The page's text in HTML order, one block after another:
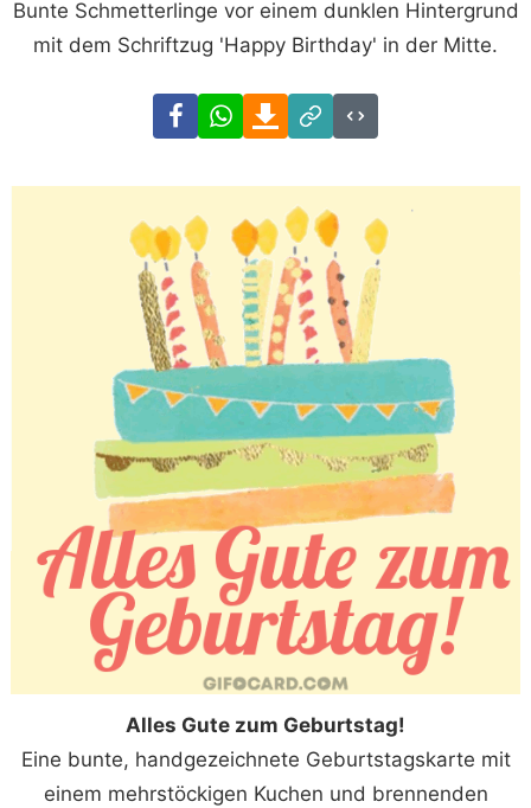
Bunte Schmetterlinge vor einem dunklen Hintergrund
mit dem Schriftzug 'Happy Birthday' in der Mitte.
FacebookWhatsAppDownload
Link
Code
Alles Gute zum Geburtstag!
Eine bunte, handgezeichnete Geburtstagskarte mit
einem mehrstöckigen Kuchen und brennenden